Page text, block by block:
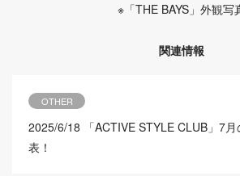
※「THE BAYS」外観写
関連情報
OTHER
2025/6/18
「ACTIVE STYLE CLUB」7
表！